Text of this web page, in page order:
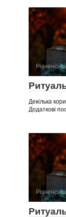
Декілька
Додаткові